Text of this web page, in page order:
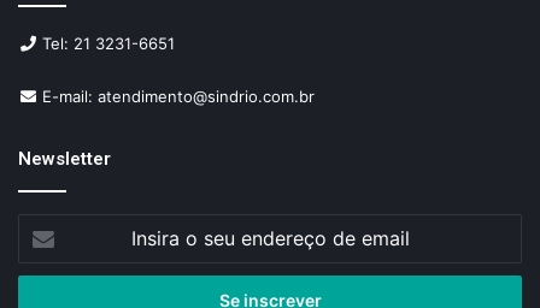
Tel: 21 3231-6651
E-mail: atendimento@sindrio.com.br
Newsletter
seu